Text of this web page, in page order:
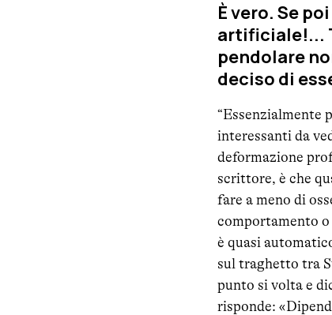
È vero. Se
artificiale!...
pendolare
deciso di
“Essenzialmente
interessanti da
deformazione
scrittore, è che
fare a meno di
comportamento o
è quasi
sul traghetto tra
punto si volta e
risponde: